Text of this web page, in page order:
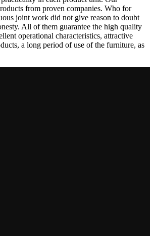
from proven companies. Who for
joint work did not give reason to doubt
All of them guarantee the high quality
operational characteristics, attractive
a long period of use of the furniture, as